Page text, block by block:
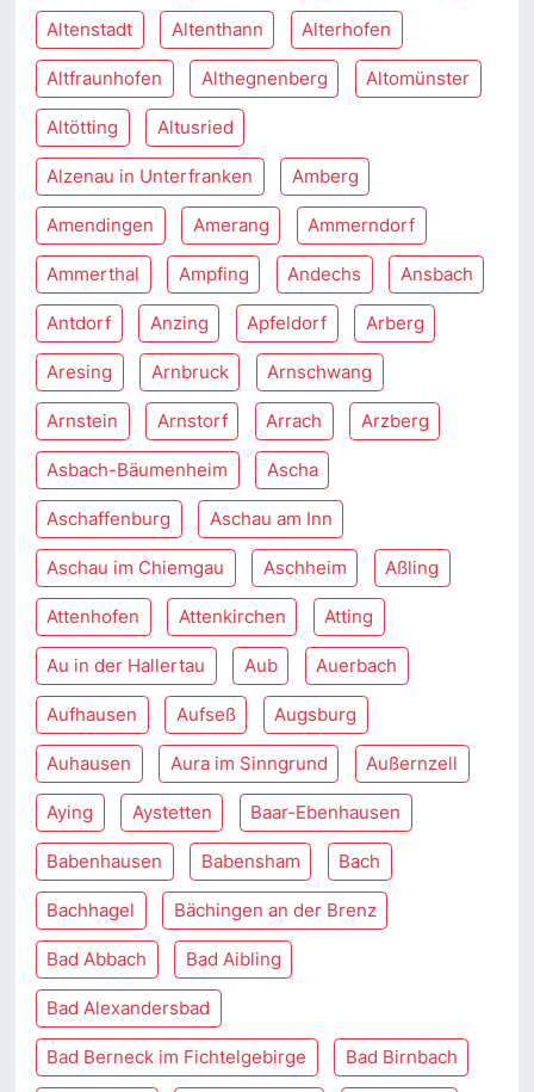
Altenstadt Altenthann Alterhofen
Altfraunhofen Althegnenberg Altomünster
Altötting Altusried
Alzenau in Unterfranken Amberg
Amendingen Amerang Ammerndorf
Ammerthal Ampfing Andechs Ansbach
Antdorf Anzing Apfeldorf Arberg
Aresing Arnbruck Arnschwang
Arnstein Arnstorf Arrach Arzberg
Asbach-Bäumenheim Ascha
Aschaffenburg Aschau am Inn
Aschau im Chiemgau Aschheim Aßling
Attenhofen Attenkirchen Atting
Au in der Hallertau Aub Auerbach
Aufhausen Aufseß Augsburg
Auhausen Aura im Sinngrund Außernzell
Aying Aystetten Baar-Ebenhausen
Babenhausen Babensham Bach
Bachhagel Bächingen an der Brenz
Bad Abbach Bad Aibling
Bad Alexandersbad
Bad Berneck im Fichtelgebirge Bad Birnbach